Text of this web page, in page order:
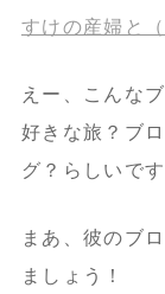
すけの産婦と
えー、こんな
好きな旅？ブ
グ？らしいです
まあ、彼のブ
ましょう！